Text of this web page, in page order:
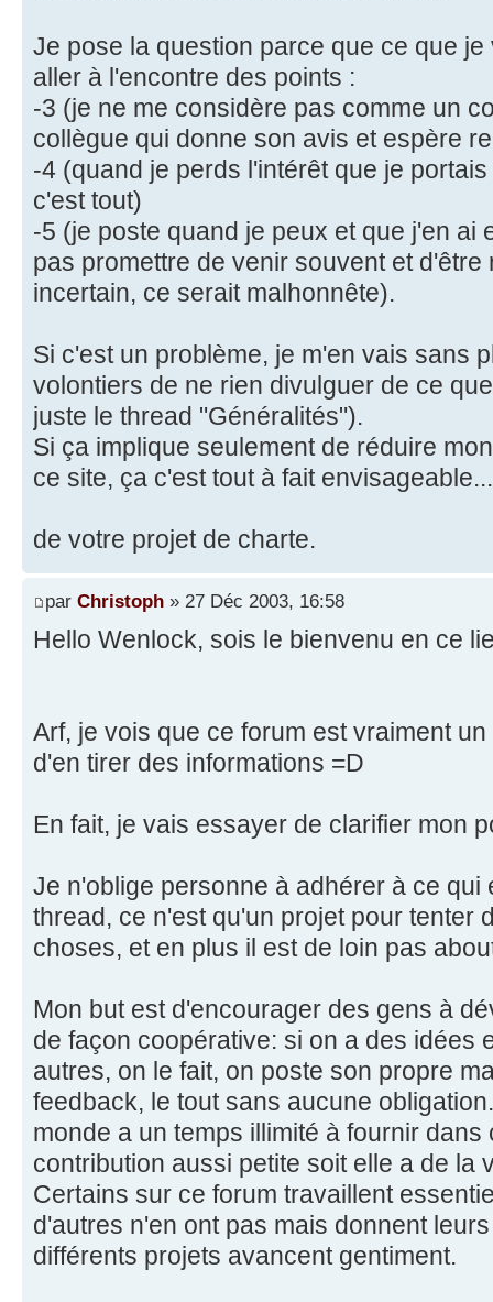
Je pose la question parce que ce que
aller à l'encontre des points :
-3 (je ne me considère pas comme un
collègue qui donne son avis et espère
-4 (quand je perds l'intérêt que je
c'est tout)
-5 (je poste quand je peux et que j'en ai
pas promettre de venir souvent et
incertain, ce serait malhonnête).
Si c'est un problème, je m'en vais sans
volontiers de ne rien divulguer de ce
juste le thread "Généralités").
Si ça implique seulement de réduire
ce site, ça c'est tout à fait envisageable...
de votre projet de charte.
par Christoph » 27 Déc 2003, 16:58
Hello Wenlock, sois le bienvenu en ce
Arf, je vois que ce forum est vraiment
d'en tirer des informations =D
En fait, je vais essayer de clarifier mon
Je n'oblige personne à adhérer à ce qui
thread, ce n'est qu'un projet pour tenter
choses, et en plus il est de loin pas
Mon but est d'encourager des gens à
de façon coopérative: si on a des idées
autres, on le fait, on poste son propre
feedback, le tout sans aucune
monde a un temps illimité à fournir
contribution aussi petite soit elle a de la
Certains sur ce forum travaillent
d'autres n'en ont pas mais donnent
différents projets avancent gentiment.